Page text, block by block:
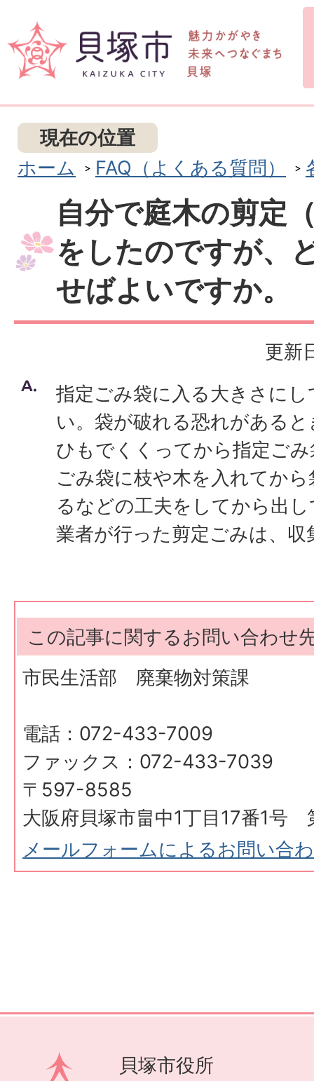
現在の位置
ホーム
FAQ（よくある質問）
自分で庭木の剪定
をしたのですが、
せばよいですか。
更新
指定ごみ袋に入る大きさに
い。袋が破れる恐れがある
ひもでくくってから指定ご
ごみ袋に枝や木を入れてか
るなどの工夫をしてから出
業者が行った剪定ごみは、
この記事に関するお問い合わせ
市民生活部 廃棄物対策課
電話：072-433-7009
ファックス：072-433-7039
〒597-8585
大阪府貝塚市畠中1丁目17番1号
メールフォームによるお問い合
貝塚市役所